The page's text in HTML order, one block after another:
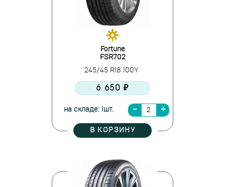
Fortune
FSR702
245/45 R18 100Y
6 650 ₽
на складе: 1шт.
В КОРЗИНУ